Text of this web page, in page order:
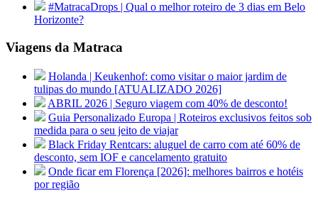
#MatracaDrops | Qual o melhor roteiro de 3 dias em Belo
Horizonte?
Viagens da Matraca
Holanda | Keukenhof: como visitar o maior jardim de
tulipas do mundo [ATUALIZADO 2026]
ABRIL 2026 | Seguro viagem com 40% de desconto!
Guia Personalizado Europa | Roteiros exclusivos feitos sob
medida para o seu jeito de viajar
Black Friday Rentcars: aluguel de carro com até 60% de
desconto, sem IOF e cancelamento gratuito
Onde ficar em Florença [2026]: melhores bairros e hotéis
por região